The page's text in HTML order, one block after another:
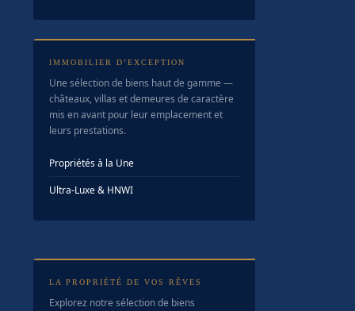
IMMOBILIER D’EXCEPTION
Une sélection de biens haut de gamme —
châteaux, villas et demeures de caractère
mis en avant pour leur emplacement et
leurs prestations.
Propriétés à la Une
Ultra-Luxe & HNWI
LA PROPRIÉTÉ DE VOS RÊVES
Explorez notre sélection de biens